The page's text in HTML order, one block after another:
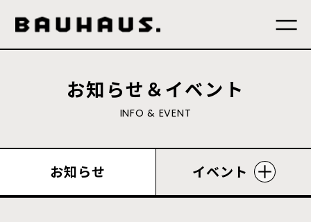
お知らせ＆イベント
INFO & EVENT
お知らせ イベント